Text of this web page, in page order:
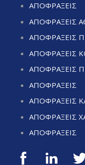
ΑΠΟΦΡΑΞΕΙΣ
ΑΠΟΦΡΑΞΕΙΣ
ΑΠΟΦΡΑΞΕΙΣ
ΑΠΟΦΡΑΞΕΙΣ
ΑΠΟΦΡΑΞΕΙΣ
ΑΠΟΦΡΑΞΕΙΣ
ΑΠΟΦΡΑΞΕΙΣ
ΑΠΟΦΡΑΞΕΙΣ
ΑΠΟΦΡΑΞΕΙΣ